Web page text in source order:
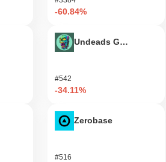
(ETH)
-60.84%
Undeads Games
#542
-34.11%
Zerobase
#516